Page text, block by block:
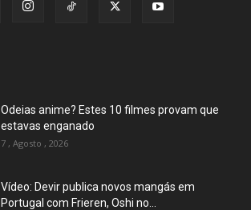
Odeias anime? Estes 10 filmes provam que
estavas enganado
7 , Agosto , 2026
Vídeo: Devir publica novos mangás em
Portugal com Frieren, Oshi no...